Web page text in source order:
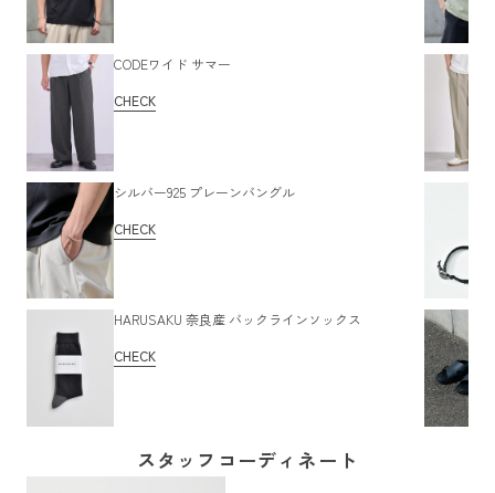
CODEワイド サマー
CHECK
シルバー925 プレーンバングル
CHECK
HARUSAKU 奈良産 バックラインソックス
CHECK
スタッフコーディネート